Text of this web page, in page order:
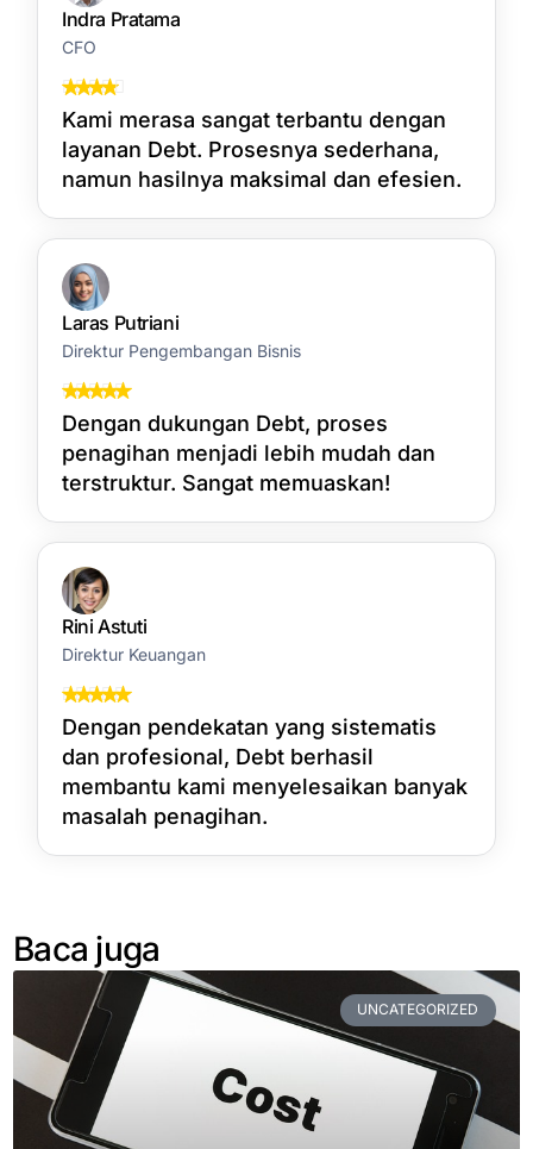
Indra Pratama
CFO
Kami merasa sangat terbantu dengan
layanan Debt. Prosesnya sederhana,
namun hasilnya maksimal dan efesien.
Laras Putriani
Direktur Pengembangan Bisnis
Dengan dukungan Debt, proses
penagihan menjadi lebih mudah dan
terstruktur. Sangat memuaskan!
Rini Astuti
Direktur Keuangan
Dengan pendekatan yang sistematis
dan profesional, Debt berhasil
membantu kami menyelesaikan banyak
masalah penagihan.
Baca juga
UNCATEGORIZED